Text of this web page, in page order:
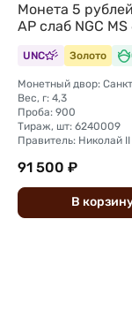
Монета 5
АР слаб NGC
UNC Золото
Вес, г: 4,3
Проба: 900
Тираж, шт: 6240009
Правитель: Николай II
91 500 ₽
В